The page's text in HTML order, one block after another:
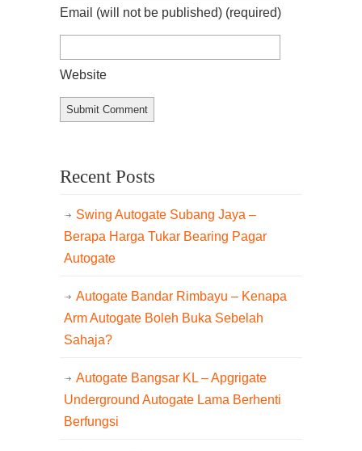
Email (will not be published) (required)
Website
Recent Posts
Swing Autogate Subang Jaya –
Berapa Harga Tukar Bearing Pagar
Autogate
Autogate Bandar Rimbayu – Kenapa
Arm Autogate Boleh Buka Sebelah
Sahaja?
Autogate Bangsar KL – Apgrigate
Underground Autogate Lama Berhenti
Berfungsi